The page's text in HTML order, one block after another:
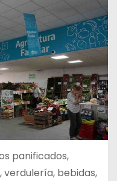
panificados,
verdulería, bebidas,